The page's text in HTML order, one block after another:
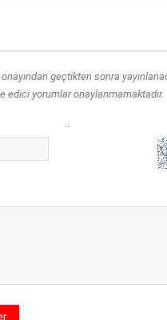
onayından geçtikten sonra
edici yorumlar onaylanmamaktadır.